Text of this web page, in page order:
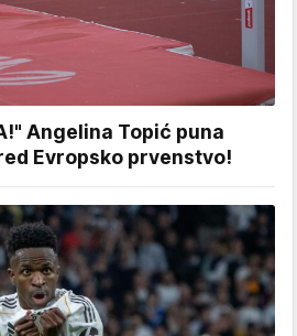
Angelina Topić puna
Evropsko prvenstvo!